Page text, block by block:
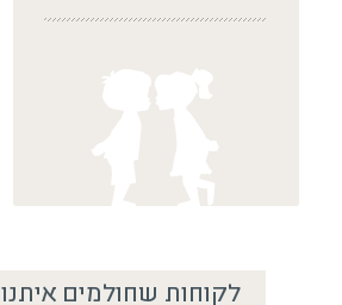
לקוחות שחולמים איתנו